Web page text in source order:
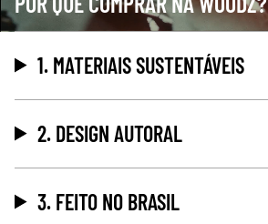
1. MATERIAIS SUSTENTÁVEIS
2. DESIGN AUTORAL
3. FEITO NO BRASIL